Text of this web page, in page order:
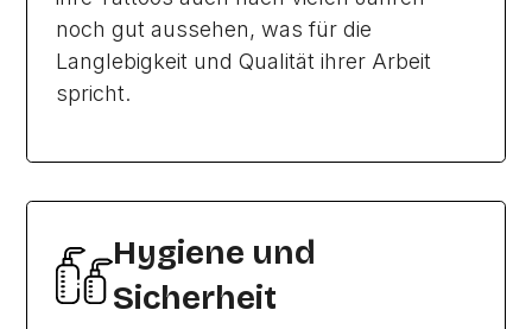
noch gut aussehen, was für die
Langlebigkeit und Qualität ihrer Arbeit
spricht.
Hygiene und
Sicherheit